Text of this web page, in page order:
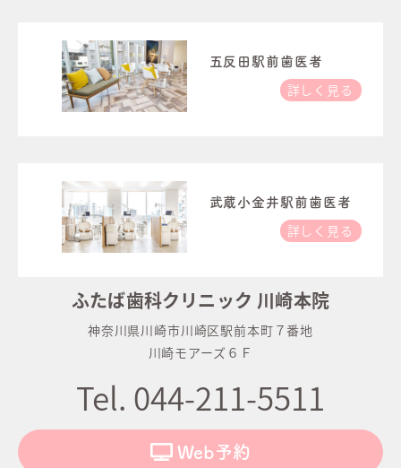
五反田駅前歯医者
詳しく見る
武蔵小金井駅前歯医者
詳しく見る
ふたば歯科クリニック 川崎本院
神奈川県川崎市川崎区駅前本町７番地
川崎モアーズ６Ｆ
Tel. 044-211-5511
Web予約